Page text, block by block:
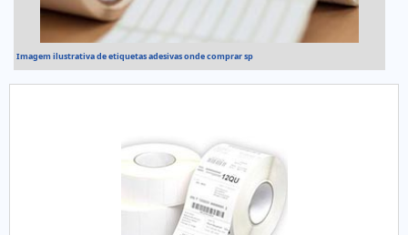
Imagem ilustrativa de etiquetas adesivas onde comprar sp